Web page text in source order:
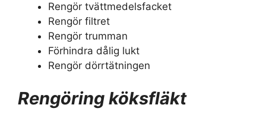
Rengör tvättmedelsfacket
Rengör filtret
Rengör trumman
Förhindra dålig lukt
Rengör dörrtätningen
Rengöring köksfläkt